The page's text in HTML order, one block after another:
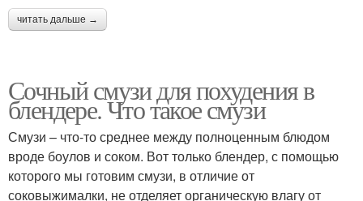
читать дальше →
Сочный смузи для похудения в
блендере. Что такое смузи
Смузи – что-то среднее между полноценным блюдом
вроде боулов и соком. Вот только блендер, с помощью
которого мы готовим смузи, в отличие от
соковыжималки, не отделяет органическую влагу от